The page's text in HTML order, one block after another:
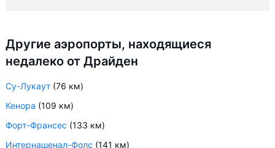
Другие аэропорты, находящиеся
недалеко от Драйден
Су-Лукаут (76 км)
Кенора (109 км)
Форт-Франсес (133 км)
Интернашенал-Фолс (141 км)